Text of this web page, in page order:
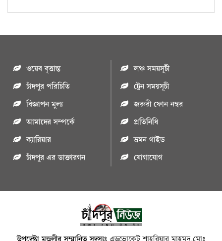
ওয়েব বৃত্তান্ত
চাঁদপুর পরিচিতি
বিজ্ঞাপন মুল্য
আমাদের সম্পর্কে
ক্যারিয়ার
চাঁদপুর এর ডাক্তারগন
লঞ্চ সময়সূচী
ট্রেন সময়সূচী
জরুরী ফোন নম্বর
প্রতিনিধি
ভ্রমন গাইড
যোগাযোগ